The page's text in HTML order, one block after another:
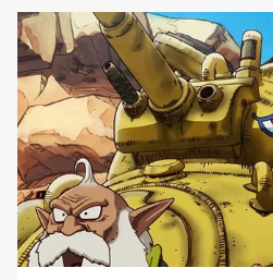
potenziale fuori dal comune
ragazzo 'normale'. E Toriyama
[']